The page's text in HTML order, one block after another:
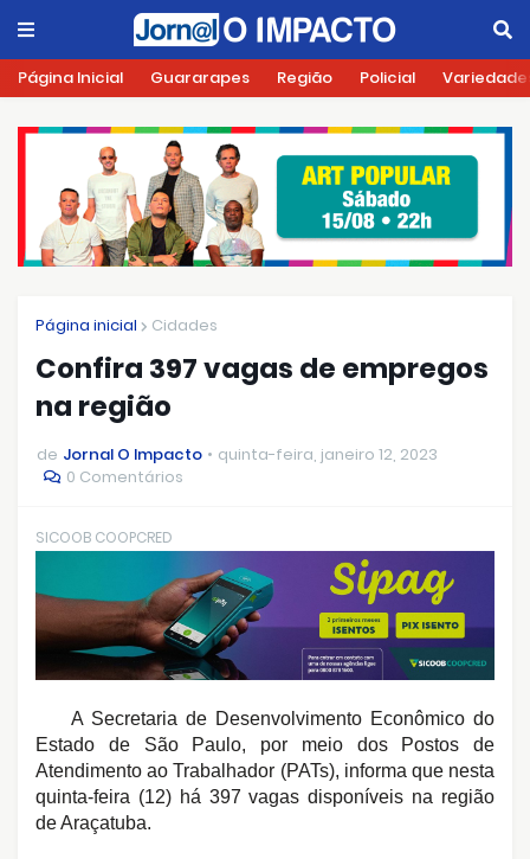
Página Inicial Guararapes Região Policial
Página inicial Cidades
Confira 397 vagas de empregos
na região
de Jornal O Impacto
quinta-feira, janeiro 12, 2023
0 Comentários
SICOOB COOPCRED
A Secretaria de Desenvolvimento Econômico do
Estado de São Paulo, por meio dos Postos de
Atendimento ao Trabalhador (PATs), informa que nesta
quinta-feira (12) há 397 vagas disponíveis na região
de Araçatuba.